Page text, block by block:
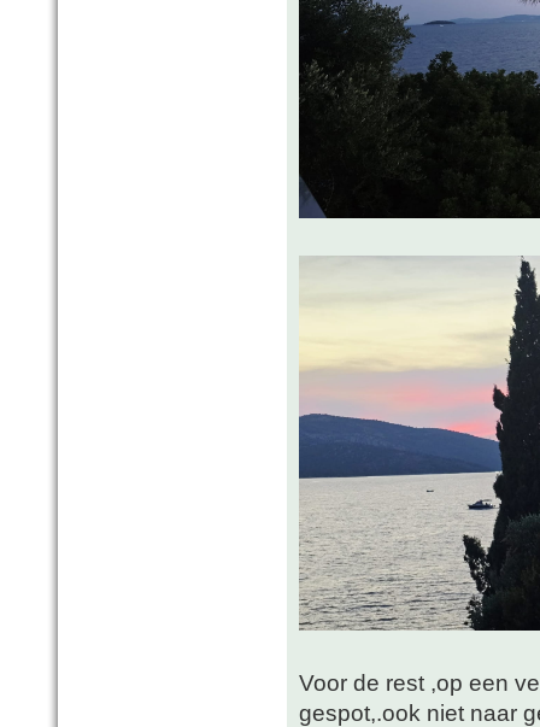
Voor de rest ,op een
gespot,.ook niet naar